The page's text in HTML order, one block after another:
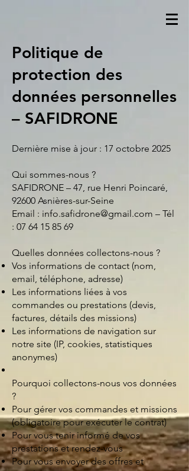
Politique de
protection des
données personnelles
– SAFIDRONE
Dernière mise à jour : 17 octobre 2025
Qui sommes-nous ?
SAFIDRONE – 47, rue Henri Poincaré,
92600 Asnières-sur-Seine
Email : info.safidrone@gmail.com – Tél
: 07 64 15 85 69
Quelles données collectons-nous ?
Vos informations de contact (nom,
email, téléphone, adresse)
Les informations liées à vos
commandes ou prestations (devis,
factures, détails des missions)
Les informations de navigation sur
notre site (IP, cookies, statistiques
anonymes)
Pourquoi collectons-nous vos données
?
Pour gérer vos commandes et missions
(obligatoire pour exécuter le contrat)
Pour vous tenir informé de vos
prestations et rendez-vous
Pour vous envoyer des offres et